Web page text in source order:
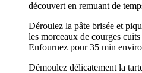
découvert en remuant de
Déroulez la pâte brisée et
les morceaux de courges
Enfournez pour 35 min
Démoulez délicatement la